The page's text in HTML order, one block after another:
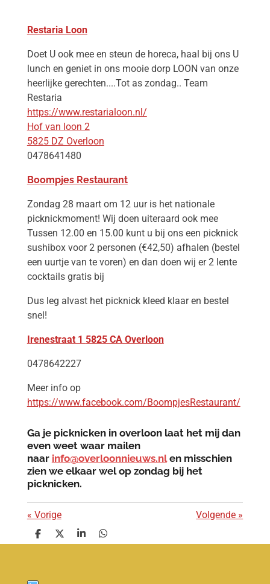
Restaria Loon
Doet U ook mee en steun de horeca, haal bij ons U
lunch en geniet in ons mooie dorp LOON van onze
heerlijke gerechten....Tot as zondag.. Team
Restaria
https://www.restarialoon.nl/
Hof van loon 2
5825 DZ Overloon
0478641480
Boompjes Restaurant
Zondag 28 maart om 12 uur is het nationale
picknickmoment! Wij doen uiteraard ook mee
Tussen 12.00 en 15.00 kunt u bij ons een picknick
sushibox voor 2 personen (€42,50) afhalen (bestel
een uurtje van te voren) en dan doen wij er 2 lente
cocktails gratis bij
Dus leg alvast het picknick kleed klaar en bestel
snel!
Irenestraat 1 5825 CA Overloon
0478642227
Meer info op
https://www.facebook.com/BoompjesRestaurant/
Ga je picknicken in overloon laat het mij dan
even weet waar mailen
naar info@overloonnieuws.nlen misschien
zien we elkaar wel op zondag bij het
picknicken.
« Vorige Volgende »
D
e
D
e
S
h
D
e